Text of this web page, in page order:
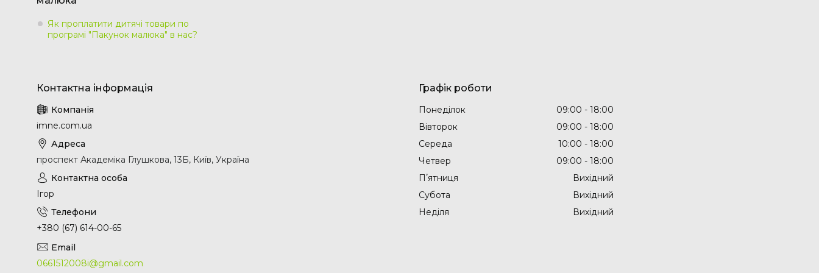
Як проплатити дитячі товари по
програмі "Пакунок малюка" в нас?
imne.com.ua
проспект Академіка Глушкова, 13Б, Київ, Україна
Ігор
+380 (67) 614-00-65
0661512008i@gmail.com
Графік роботи
Понеділок 09:00
18:00
Вівторок
09:00
18:00
Середа
10:00
18:00
Четвер
09:00
18:00
Пʼятниця
Вихідний
Субота
Вихідний
Неділя
Вихідний